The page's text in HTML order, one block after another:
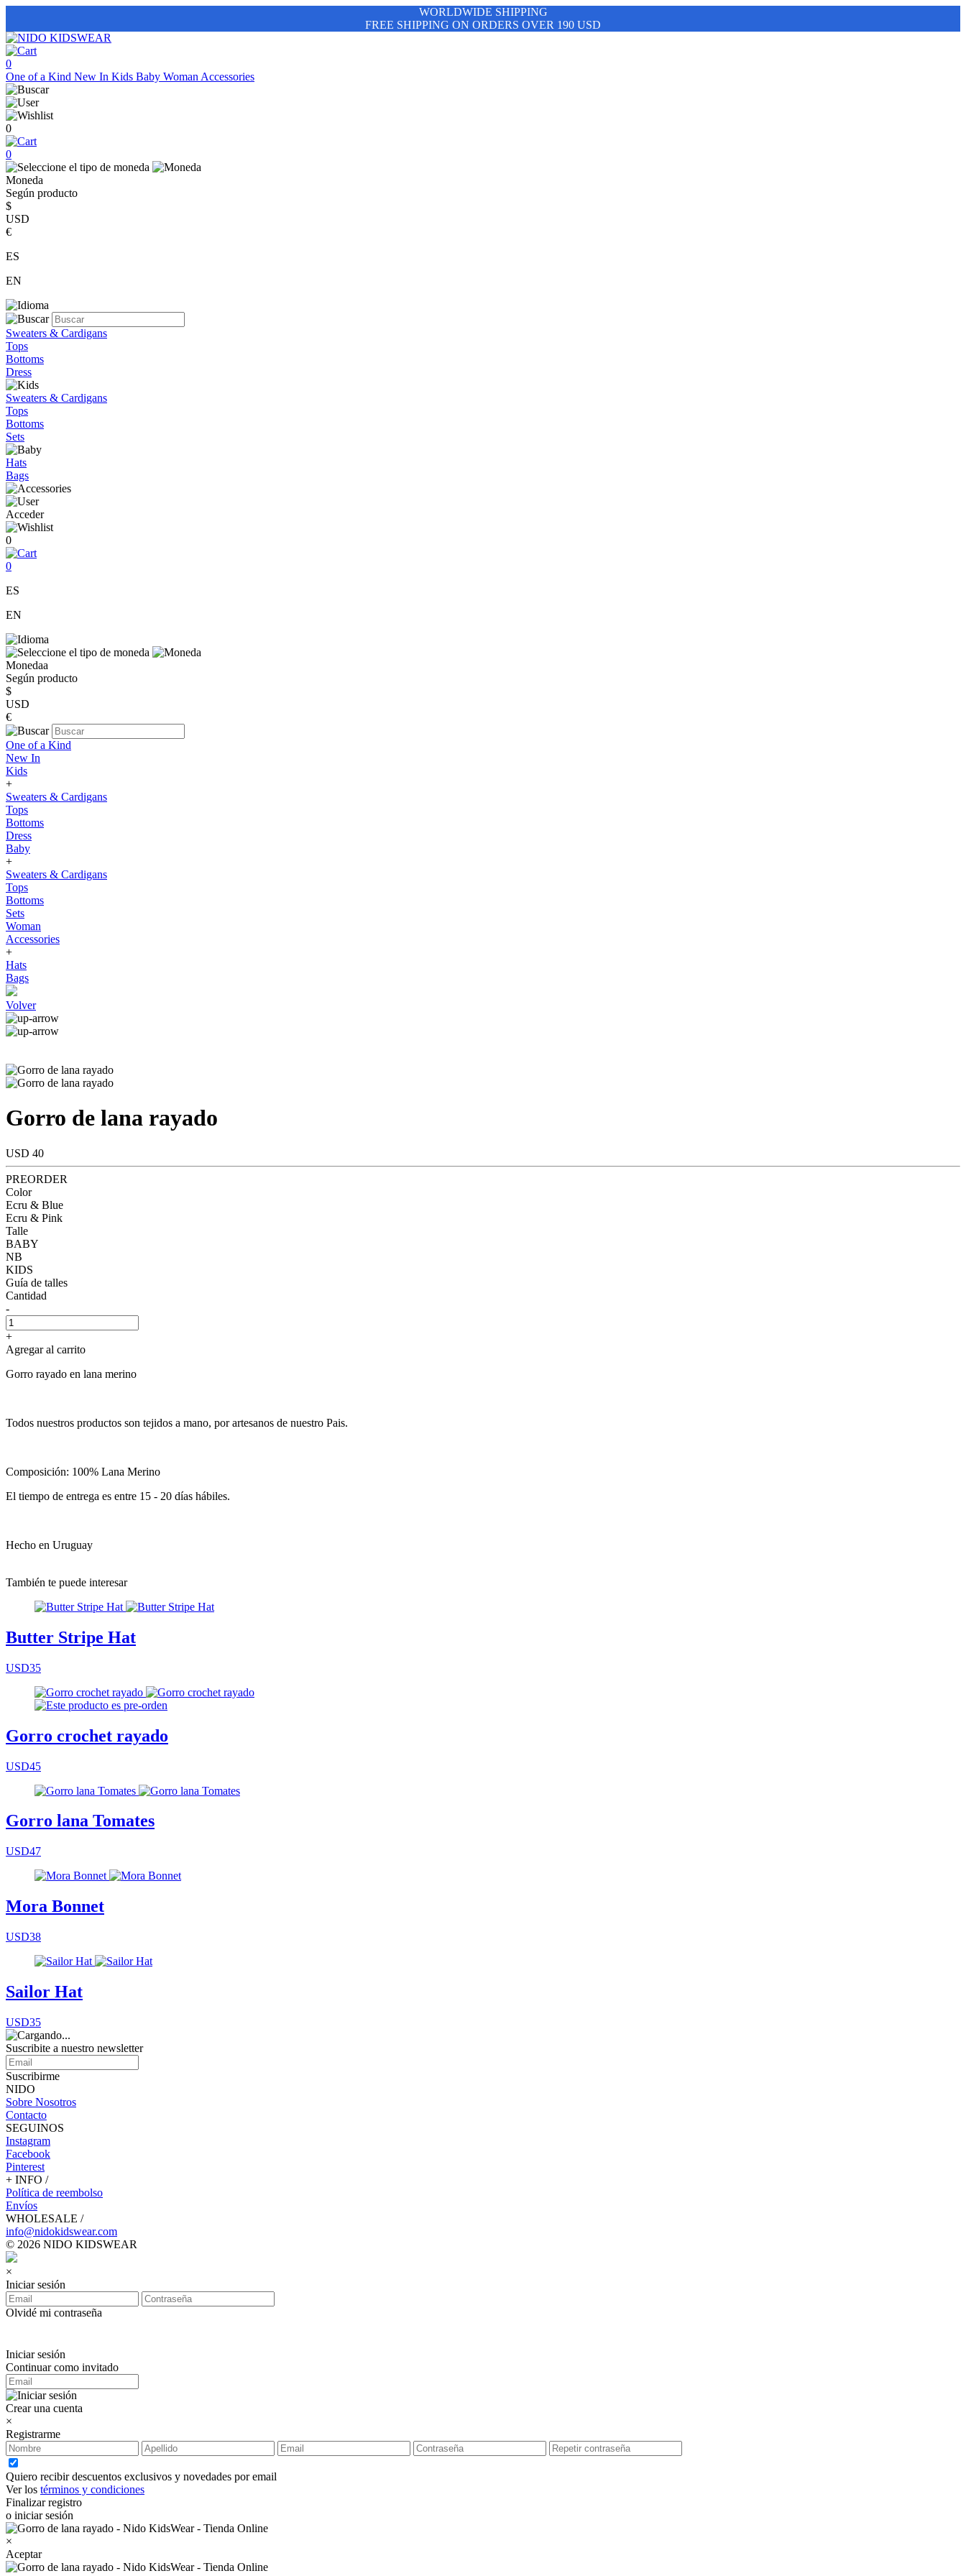
WORLDWIDE SHIPPING
FREE SHIPPING ON ORDERS OVER 190 USD
0
One of a Kind New In Kids Baby Woman Accessories
0
0
Moneda
Según producto
$
USD
€
ES
EN
Sweaters & Cardigans
Tops
Bottoms
Dress
Sweaters & Cardigans
Tops
Bottoms
Sets
Hats
Bags
Acceder
0
0
ES
EN
Monedaa
Según producto
$
USD
€
One of a Kind
New In
Kids
+
Sweaters & Cardigans
Tops
Bottoms
Dress
Baby
+
Sweaters & Cardigans
Tops
Bottoms
Sets
Woman
Accessories
+
Hats
Bags
Volver
Gorro de lana rayado
USD 40
PREORDER
Color
Ecru & Blue
Ecru & Pink
Talle
BABY
NB
KIDS
Guía de talles
Cantidad
-
+
Agregar al carrito
Gorro rayado en lana merino
Todos nuestros productos son tejidos a mano, por artesanos de nuestro Pais.
Composición: 100% Lana Merino
El tiempo de entrega es entre 15 - 20 días hábiles.
Hecho en Uruguay
También te puede interesar
Butter Stripe Hat
USD35
Gorro crochet rayado
USD45
Gorro lana Tomates
USD47
Mora Bonnet
USD38
Sailor Hat
USD35
Suscribite a nuestro newsletter
Suscribirme
NIDO
Sobre Nosotros
Contacto
SEGUINOS
Instagram
Facebook
Pinterest
+ INFO /
Política de reembolso
Envíos
WHOLESALE /
info@nidokidswear.com
© 2026 NIDO KIDSWEAR
×
Iniciar sesión
Olvidé mi contraseña
Iniciar sesión
Continuar como invitado
Crear una cuenta
×
Registrarme
Quiero recibir descuentos exclusivos y novedades por email
Ver los términos y condiciones
Finalizar registro
o iniciar sesión
×
Aceptar